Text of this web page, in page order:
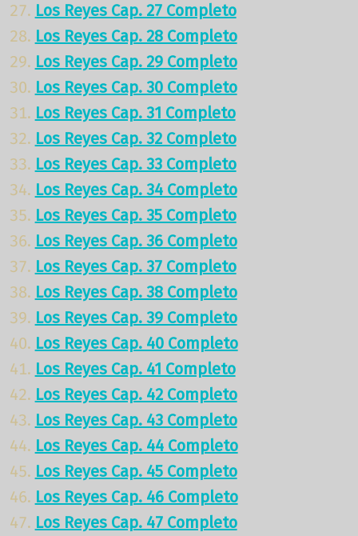
Los Reyes Cap. 27 Completo
Los Reyes Cap. 28 Completo
Los Reyes Cap. 29 Completo
Los Reyes Cap. 30 Completo
Los Reyes Cap. 31 Completo
Los Reyes Cap. 32 Completo
Los Reyes Cap. 33 Completo
Los Reyes Cap. 34 Completo
Los Reyes Cap. 35 Completo
Los Reyes Cap. 36 Completo
Los Reyes Cap. 37 Completo
Los Reyes Cap. 38 Completo
Los Reyes Cap. 39 Completo
Los Reyes Cap. 40 Completo
Los Reyes Cap. 41 Completo
Los Reyes Cap. 42 Completo
Los Reyes Cap. 43 Completo
Los Reyes Cap. 44 Completo
Los Reyes Cap. 45 Completo
Los Reyes Cap. 46 Completo
Los Reyes Cap. 47 Completo